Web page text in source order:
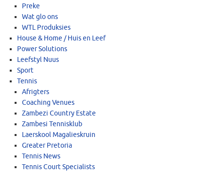
Preke
Wat glo ons
WTL Produksies
House & Home / Huis en Leef
Power Solutions
Leefstyl Nuus
Sport
Tennis
Afrigters
Coaching Venues
Zambezi Country Estate
Zambesi Tennisklub
Laerskool Magalieskruin
Greater Pretoria
Tennis News
Tennis Court Specialists